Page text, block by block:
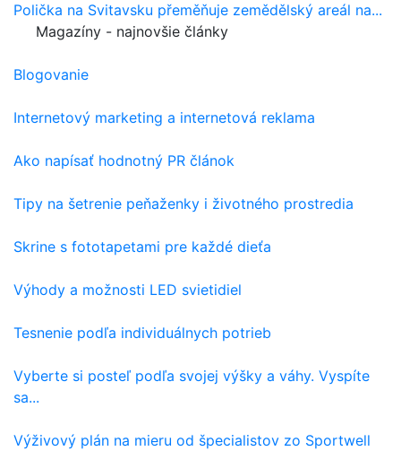
Polička na Svitavsku přeměňuje zemědělský areál na...
Magazíny - najnovšie články
Blogovanie
Internetový marketing a internetová reklama
Ako napísať hodnotný PR článok
Tipy na šetrenie peňaženky i životného prostredia
Skrine s fototapetami pre každé dieťa
Výhody a možnosti LED svietidiel
Tesnenie podľa individuálnych potrieb
Vyberte si posteľ podľa svojej výšky a váhy. Vyspíte
sa...
Výživový plán na mieru od špecialistov zo Sportwell